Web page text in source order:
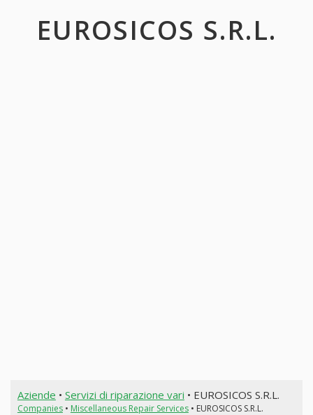
EUROSICOS S.R.L.
Aziende • Servizi di riparazione vari • EUROSICOS S.R.L.
Companies• Miscellaneous Repair Services• EUROSICOS S.R.L.